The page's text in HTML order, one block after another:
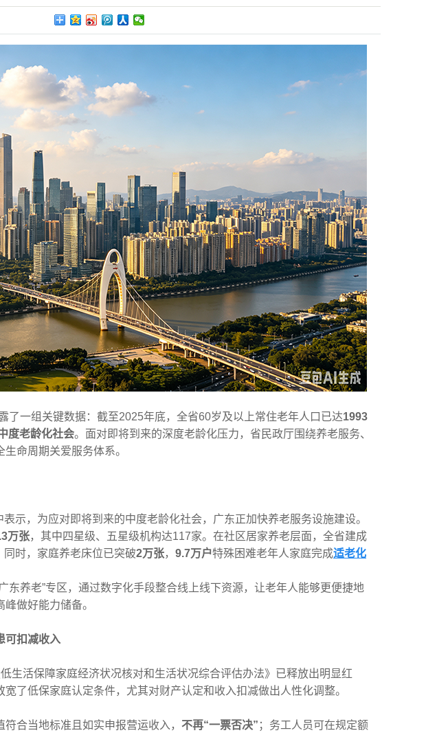
了一组关键数据：截至2025年底，全省60岁及以上常住老年人口已达1993
度老龄化社会。面对即将到来的深度老龄化压力，省民政厅围绕养老服务、
命周期关爱服务体系。
示，为应对即将到来的中度老龄化社会，广东正加快养老服务设施建设。
万张，其中四星级、五星级机构达117家。在社区居家养老层面，全省建成
时，家庭养老床位已突破2万张， 9.7万户特殊困难老年人家庭完成适老化
东养老”专区，通过数字化手段整合线上线下资源，让老年人能够更便捷地
做好能力储备。
可扣减收入
生活保障家庭经济状况核对和生活状况综合评估办法》已释放出明显红
了低保家庭认定条件，尤其对财产认定和收入扣减做出人性化调整。
合当地标准且如实申报营运收入， 不再“一票否决” ；务工人员可在规定额